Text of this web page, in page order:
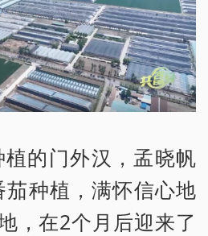
的门外汉，孟晓帆
种植，满怀信心地
，在2个月后迎来了